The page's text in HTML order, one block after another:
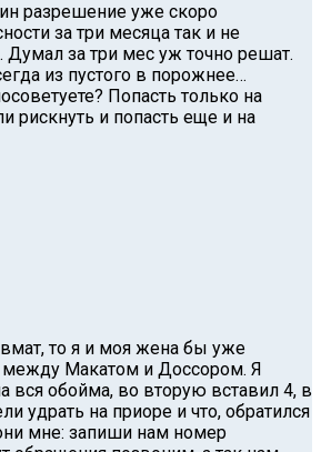
разрешение уже скоро
за три месяца так и не
Думал за три мес уж точно решат.
из пустого в порожнее…
Попасть только на
рискнуть и попасть еще и на
то я и моя жена бы уже
между Макатом и Доссором. Я
вся обойма, во вторую вставил 4, в
удрать на приоре и что, обратился
мне: запиши нам номер